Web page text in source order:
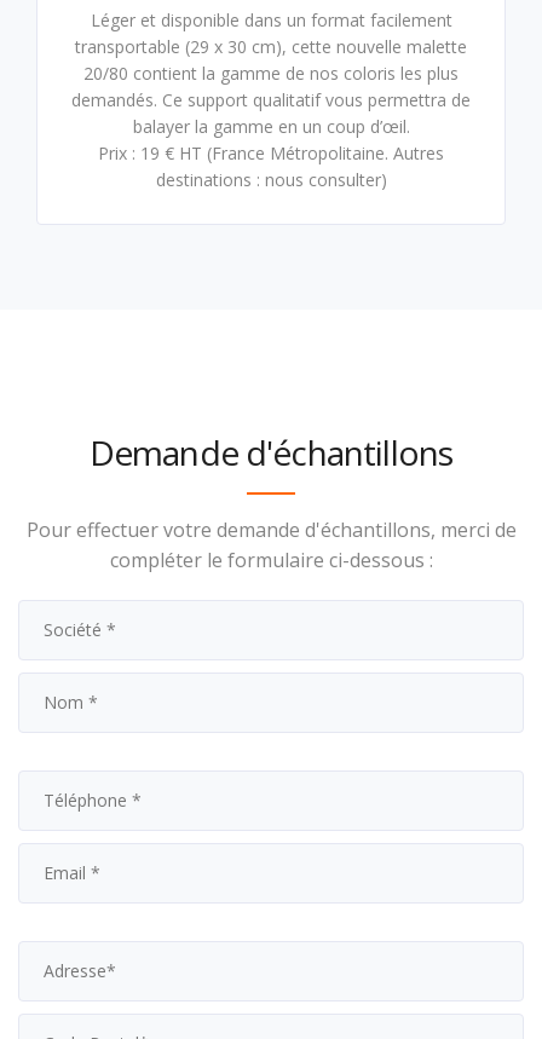
Léger et disponible dans un format facilement
transportable (29 x 30 cm), cette nouvelle malette
20/80 contient la gamme de nos coloris les plus
demandés. Ce support qualitatif vous permettra de
balayer la gamme en un coup d’œil.
Prix : 19 € HT (France Métropolitaine. Autres
destinations : nous consulter)
Demande d'échantillons
Pour effectuer votre demande d'échantillons, merci de
compléter le formulaire ci-dessous :